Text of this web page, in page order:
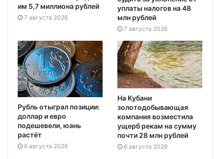
им 5,7 миллиона рублей
7 августа 2026
уплаты налогов на 48
млн рублей
7 августа 2026
Рубль отыграл позиции:
доллар и евро
подешевели, юань
растёт
6 августа 2026
На Кубани
золотодобывающая
компания возместила
ущерб рекам на сумму
почти 28 млн рублей
6 августа 2026